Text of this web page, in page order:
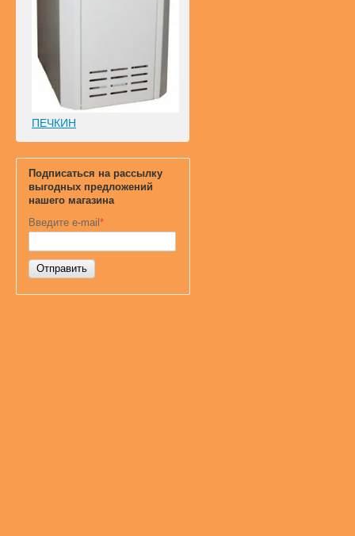
ПЕЧКИН
Подписаться на рассылку
выгодных предложений
нашего магазина
Введите e-mail *
Отправить